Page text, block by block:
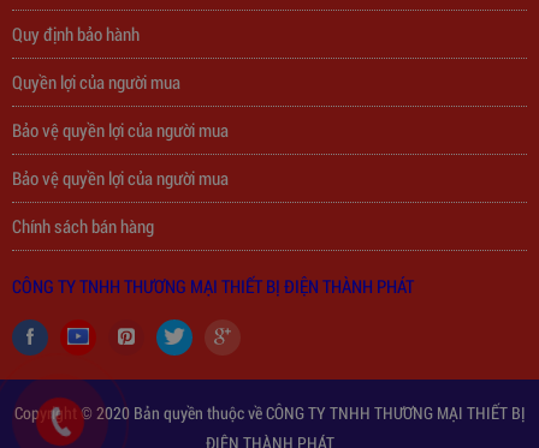
Quy định bảo hành
Quyền lợi của người mua
Bảo vệ quyền lợi của người mua
Bảo vệ quyền lợi của người mua
Chính sách bán hàng
CÔNG TY TNHH THƯƠNG MẠI THIẾT BỊ ĐIỆN THÀNH PHÁT
Copyright © 2020 Bản quyền thuộc về CÔNG TY TNHH THƯƠNG MẠI THIẾT BỊ
ĐIỆN THÀNH PHÁT